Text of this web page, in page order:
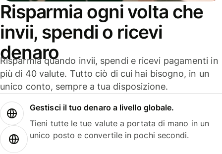
Risparmia ogni volta che
invii, spendi o ricevi
denaro
Risparmia quando invii, spendi e ricevi pagamenti in
più di 40 valute. Tutto ciò di cui hai bisogno, in un
unico conto, sempre a tua disposizione.
Gestisci il tuo denaro a livello globale.
Tieni tutte le tue valute a portata di mano in un
unico posto e convertile in pochi secondi.